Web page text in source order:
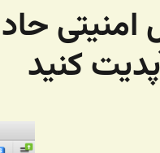
امنیتی
کنید